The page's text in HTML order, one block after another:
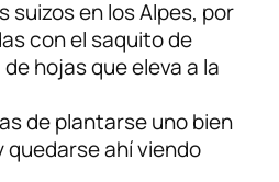
suizos en los Alpes, por
con el saquito de
hojas que eleva a la
de plantarse uno bien
ahí viendo